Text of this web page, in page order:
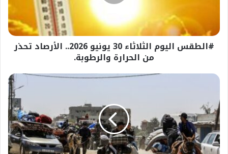
من
الحرارة
#الطقس اليوم الثلاثاء 30 يونيو 2026.. الأرصاد تحذر
من الحرارة والرطوبة.
#واشنطن
إسرائيل
أمام
خيارات
صعبة
للمضي